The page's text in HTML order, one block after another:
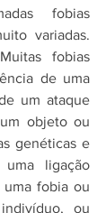
fobias
variadas.
fobias
de uma
um ataque
objeto ou
genéticas e
uma ligação
fobia ou
ou